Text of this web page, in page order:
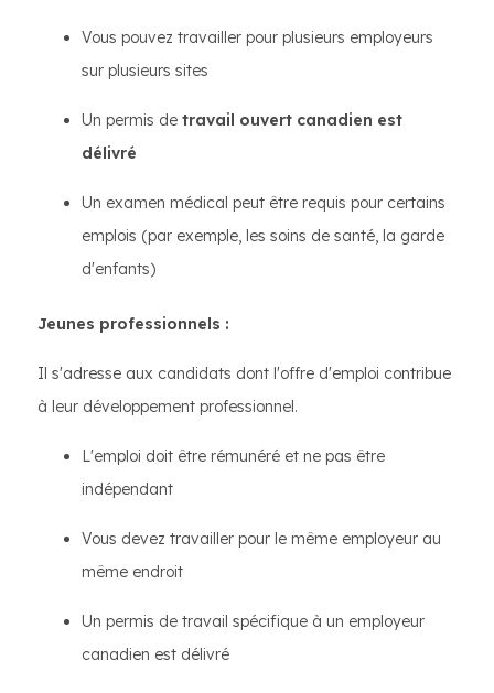
Vous pouvez travailler pour plusieurs employeurs
sur plusieurs sites
Un permis de travail ouvert canadien est
délivré
Un examen médical peut être requis pour certains
emplois (par exemple, les soins de santé, la garde
d'enfants)
Jeunes professionnels :
Il s'adresse aux candidats dont l'offre d'emploi contribue
à leur développement professionnel.
L'emploi doit être rémunéré et ne pas être
indépendant
Vous devez travailler pour le même employeur au
même endroit
Un permis de travail spécifique à un employeur
canadien est délivré